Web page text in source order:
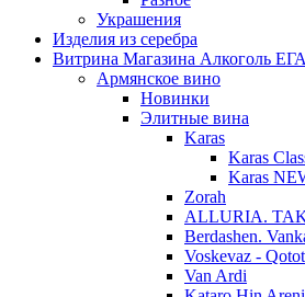
Украшения
Изделия из серебра
Витрина Магазина Алкоголь
Армянское вино
Новинки
Элитные вина
Karas
Karas
Karas
Zorah
ALLURIA.
Berdashen.
Voskevaz - Qotot
Van Ardi